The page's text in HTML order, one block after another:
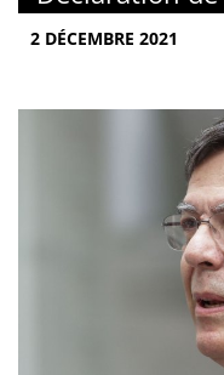
2 DÉCEMBRE 2021